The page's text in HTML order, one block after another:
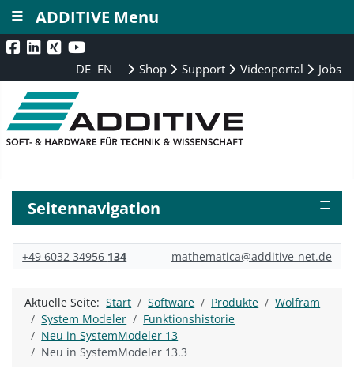
DE EN Shop Support Videoportal Jobs
Seitennavigation ≡
+49 6032 34956 134 mathematica@additive-net.de
Aktuelle Seite:Start Software Produkte
Wolfram
System Modeler
Funktionshistorie
Neu in SystemModeler 13
Neu in SystemModeler 13.3
ADDITIVE Menu
≡